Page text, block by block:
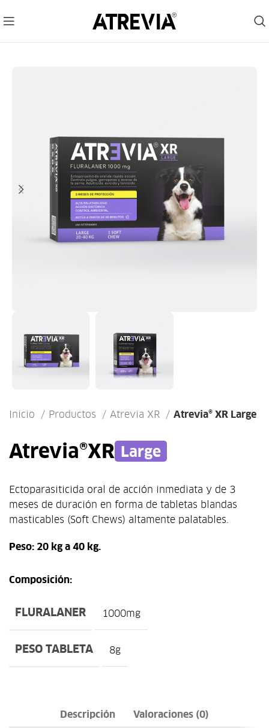
Inicio Productos Atrevia XR Atrevia® XR Large
Atrevia®XR Large
Ectoparasiticida oral de acción inmediata y de 3
meses de duración en forma de tabletas blandas
masticables (Soft Chews) altamente palatables.
Peso: 20 kg a 40 kg.
Composición:
FLURALANER 1000mg
PESO TABLETA 8g
Descripción Valoraciones (0)